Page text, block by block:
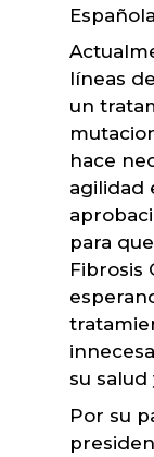
líneas
un
hace
agilidad
para
Fibrosis
su salud
Por su